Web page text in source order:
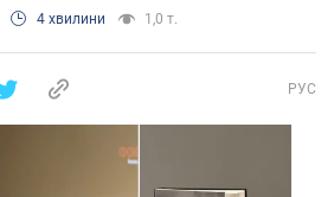
4 хвилини 1,0 т.
РУС